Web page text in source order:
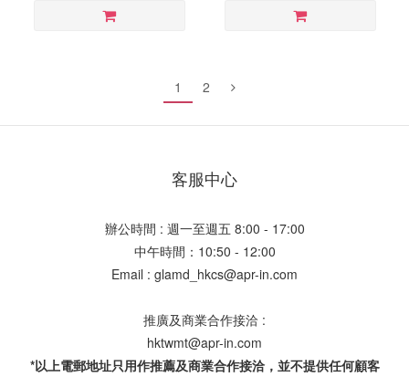
1 2
客服中心
辦公時間 : 週一至週五 8:00 - 17:00
中午時間：10:50 - 12:00
Email : glamd_hkcs@apr-in.com
推廣及商業合作接洽 :
hktwmt@apr-in.com
*以上電郵地址只用作推薦及商業合作接洽，並不提供任何顧客